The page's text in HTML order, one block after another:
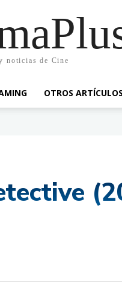
noticias de Cine
OTROS ARTÍCULOS